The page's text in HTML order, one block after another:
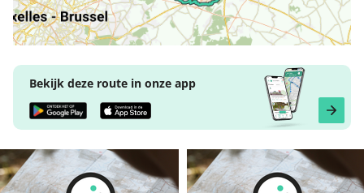
Bekijk deze route in onze app